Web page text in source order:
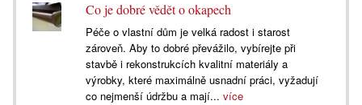
Co je dobré vědět o okapech
Péče o vlastní dům je velká radost i starost
zároveň. Aby to dobré převážilo, vybírejte při
stavbě i rekonstrukcích kvalitní materiály a
výrobky, které maximálně usnadní práci, vyžadují
co nejmenší údržbu a mají...více